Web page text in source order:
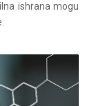
ishrana mogu